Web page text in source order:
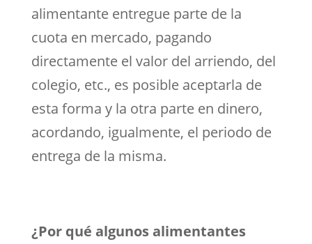
alimentante entregue parte de la
cuota en mercado, pagando
directamente el valor del arriendo, del
colegio, etc., es posible aceptarla de
esta forma y la otra parte en dinero,
acordando, igualmente, el periodo de
entrega de la misma.
¿Por qué algunos alimentantes